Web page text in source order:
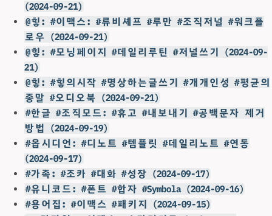
(2024-09-21)
@힣: #이맥스: #류비셰프 #루만 #조직저널 #워크플
로우 (2024-09-21)
@힣: #모닝페이지 #데일리루틴 #저널쓰기 (2024-09-
21)
@힣: #힣의시작 #명상하는글쓰기 #개개인성 #평균의
종말 #오디오북 (2024-09-21)
#한글 #조직모드: #휴고 #내보내기 #공백문자 제거
방법 (2024-09-19)
#옵시디언: #디노트 #템플릿 #데일리노트 #연동
(2024-09-17)
#가족: #조카 #대화 #성장 (2024-09-17)
#유니코드: #폰트 #합자 #Symbola (2024-09-16)
#용어집: #이맥스 #패키지 (2024-09-15)